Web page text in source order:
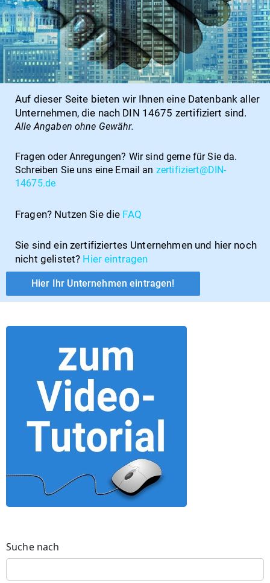
Auf dieser Seite bieten wir Ihnen eine Datenbank aller
Unternehmen, die nach DIN 14675 zertifiziert sind.
Alle Angaben ohne Gewähr.
Fragen oder Anregungen? Wir sind gerne für Sie da.
Schreiben Sie uns eine Email an zertifiziert@DIN-
14675.de
Fragen? Nutzen Sie die FAQ
Sie sind ein zertifiziertes Unternehmen und hier noch
nicht gelistet? Hier eintragen
Hier Ihr Unternehmen eintragen!
Suche nach